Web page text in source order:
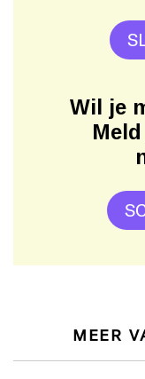
Wil je
MEER